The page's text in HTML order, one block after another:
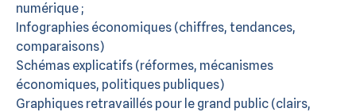
numérique ;
Infographies économiques (chiffres, tendances,
comparaisons)
Schémas explicatifs (réformes, mécanismes
économiques, politiques publiques)
Graphiques retravaillés pour le grand public (clairs,